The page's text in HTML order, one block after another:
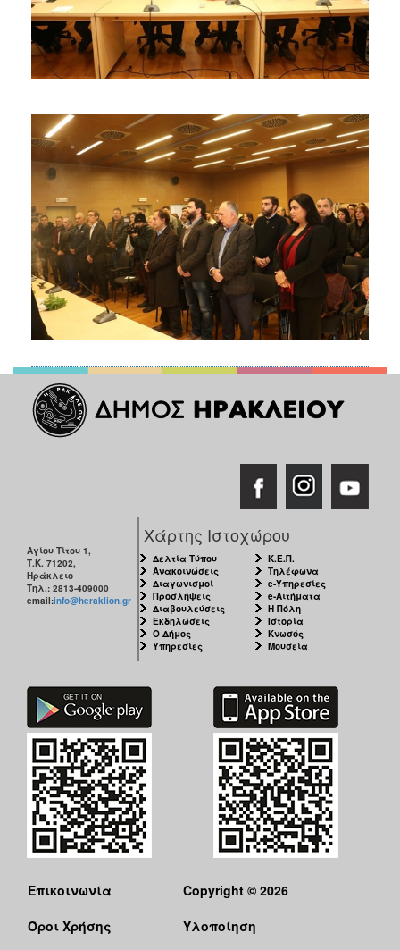
Αγίου Τίτου 1,
Τ.Κ. 71202,
Ηράκλειο
Τηλ.: 2813-409000
email:info@heraklion.gr
Χάρτης Ιστοχώρου
Δελτία Τύπου
Ανακοινώσεις
Διαγωνισμοί
Προσλήψεις
Διαβουλεύσεις
Εκδηλώσεις
Ο Δήμος
Υπηρεσίες
Κ.Ε.Π.
Τηλέφωνα
e-Υπηρεσίες
e-Αιτήματα
Η Πόλη
Ιστορία
Κνωσός
Μουσεία
Επικοινωνία
Όροι Χρήσης
Copyright © 2026
Υλοποίηση